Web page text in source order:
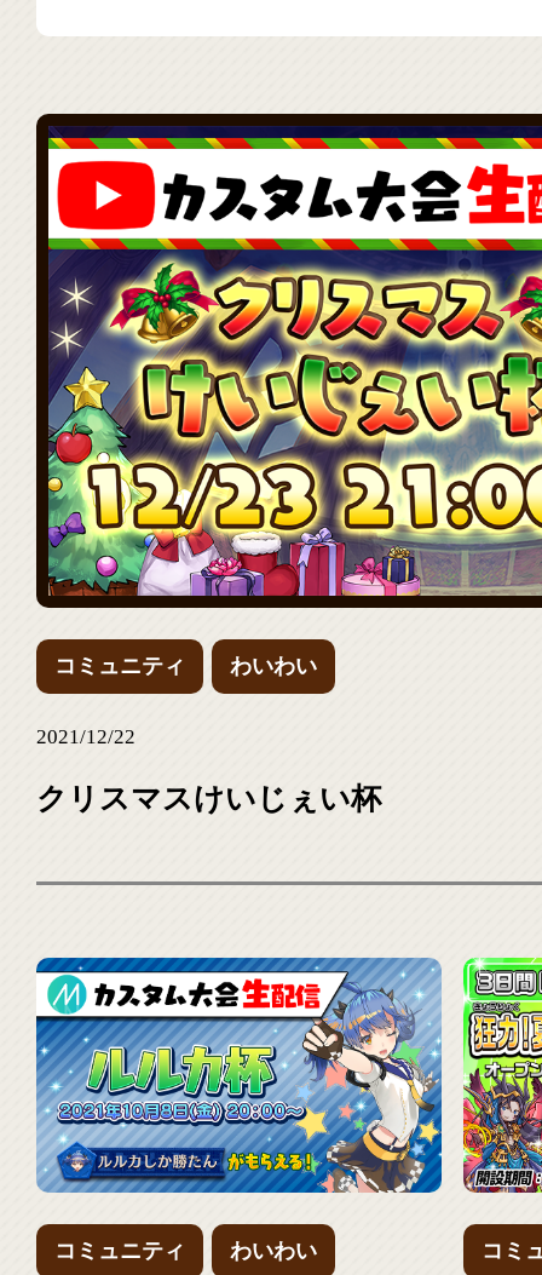
コミュニティ わいわい
2021/12/22
クリスマスけいじぇい杯
コミュニティ わいわい コミ